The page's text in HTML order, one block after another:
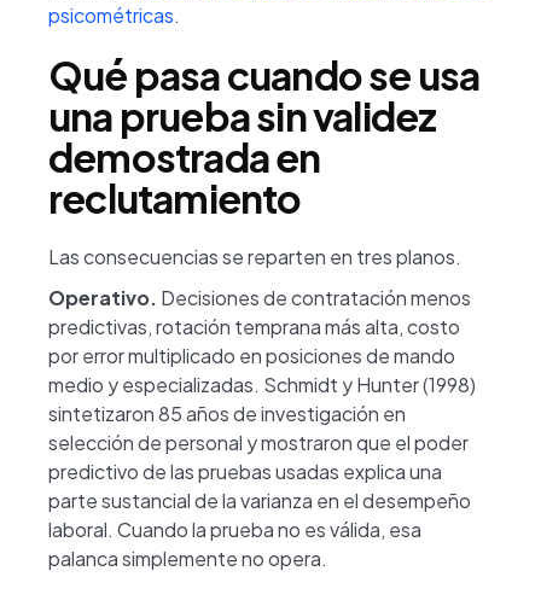
psicométricas.
Qué pasa cuando se usa
una prueba sin validez
demostrada en
reclutamiento
Las consecuencias se reparten en tres planos.
Operativo. Decisiones de contratación menos
predictivas, rotación temprana más alta, costo
por error multiplicado en posiciones de mando
medio y especializadas. Schmidt y Hunter (1998)
sintetizaron 85 años de investigación en
selección de personal y mostraron que el poder
predictivo de las pruebas usadas explica una
parte sustancial de la varianza en el desempeño
laboral. Cuando la prueba no es válida, esa
palanca simplemente no opera.